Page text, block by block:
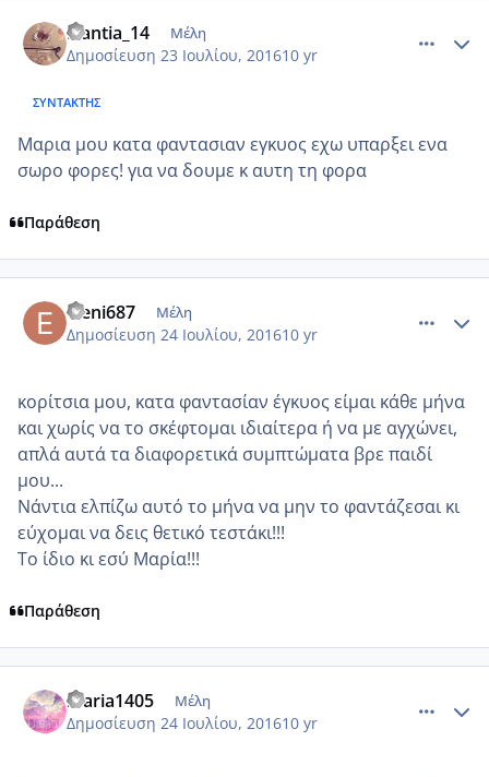
Nantia_14 Μέλη
Δημοσίευση 23 Ιουλίου, 201610 yr
ΣΥΝΤΆΚΤΗΣ
Mαρια μου κατα φαντασιαν εγκυος εχω υπαρξει ενα
σωρο φορες! για να δουμε κ αυτη τη φορα
Παράθεση
eleni687 Μέλη
Δημοσίευση 24 Ιουλίου, 201610 yr
κορίτσια μου, κατα φαντασίαν έγκυος είμαι κάθε μήνα
και χωρίς να το σκέφτομαι ιδιαίτερα ή να με αγχώνει,
απλά αυτά τα διαφορετικά συμπτώματα βρε παιδί
μου...
Νάντια ελπίζω αυτό το μήνα να μην το φαντάζεσαι κι
εύχομαι να δεις θετικό τεστάκι!!!
Το ίδιο κι εσύ Μαρία!!!
Παράθεση
maria1405 Μέλη
Δημοσίευση 24 Ιουλίου, 201610 yr